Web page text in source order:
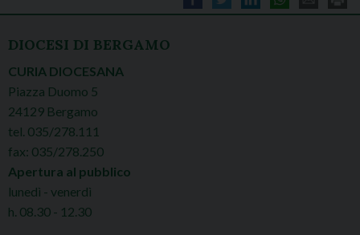
DIOCESI DI BERGAMO
CURIA DIOCESANA
Piazza Duomo 5
24129 Bergamo
tel. 035/278.111
fax: 035/278.250
Apertura al pubblico
lunedì - venerdì
h. 08.30 - 12.30